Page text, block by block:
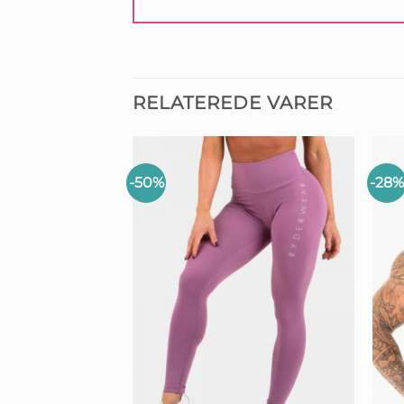
RELATEREDE VARER
-50% -28%